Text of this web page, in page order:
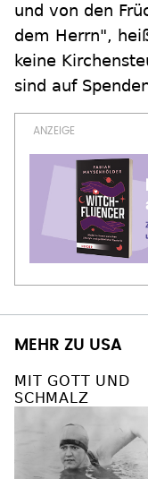
und von den
dem Herrn",
keine
sind auf
MEHR ZU USA
MIT GOTT UND
SCHMALZ